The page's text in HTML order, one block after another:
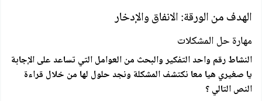
الهدف من الورقة: الانفاق والإدخار
مهارة حل المشكلات
النشاط رقم واحد التفكير والبحث من العوامل التي تساعد على الإجابة
يا صغيري هيا معا نكتشف المشكلة ونجد حلول لها من خلال قراءة
النص التالي ؟